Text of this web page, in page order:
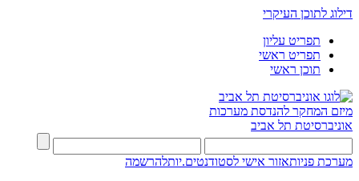
דילוג לתוכן העיקרי
תפריט עליון
תפריט ראשי
תוכן ראשי
מיזם המחקר להנדסת מערכות
אוניברסיטת תל אביב
מערכת פניותאזור אישי לסטודנטים.יותלהרשמה